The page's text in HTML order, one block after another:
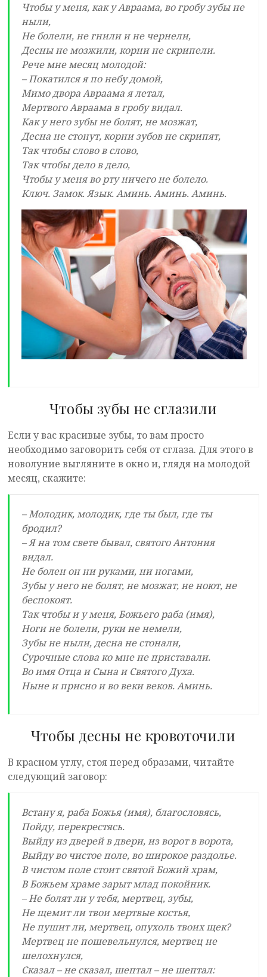
Чтобы у меня, как у Авраама, во гробу зубы не
ныли,
Не болели, не гнили и не чернели,
Десны не мозжили, корни не скрипели.
Рече мне месяц молодой:
– Покатился я по небу домой,
Мимо двора Авраама я летал,
Мертвого Авраама в гробу видал.
Как у него зубы не болят, не мозжат,
Десна не стонут, корни зубов не скрипят,
Так чтобы слово в слово,
Так чтобы дело в дело,
Чтобы у меня во рту ничего не болело.
Ключ. Замок. Язык. Аминь. Аминь. Аминь.
Чтобы зубы не сглазили
Если у вас красивые зубы, то вам просто
необходимо заговорить себя от сглаза. Для этого в
новолуние выгляните в окно и, глядя на молодой
месяц, скажите:
– Молодик, молодик, где ты был, где ты
бродил?
– Я на том свете бывал, святого Антония
видал.
Не болен он ни руками, ни ногами,
Зубы у него не болят, не мозжат, не ноют, не
беспокоят.
Так чтобы и у меня, Божьего раба (имя),
Ноги не болели, руки не немели,
Зубы не ныли, десна не стонали,
Сурочные слова ко мне не приставали.
Во имя Отца и Сына и Святого Духа.
Ныне и присно и во веки веков. Аминь.
Чтобы десны не кровоточили
В красном углу, стоя перед образами, читайте
следующий заговор:
Встану я, раба Божья (имя), благословясь,
Пойду, перекрестясь.
Выйду из дверей в двери, из ворот в ворота,
Выйду во чистое поле, во широкое раздолье.
В чистом поле стоит святой Божий храм,
В Божьем храме зарыт млад покойник.
– Не болят ли у тебя, мертвец, зубы,
Не щемит ли твои мертвые костья,
Не пушит ли, мертвец, опухоль твоих щек?
Мертвец не пошевельнулся, мертвец не
шелохнулся,
Сказал – не сказал, шептал – не шептал: